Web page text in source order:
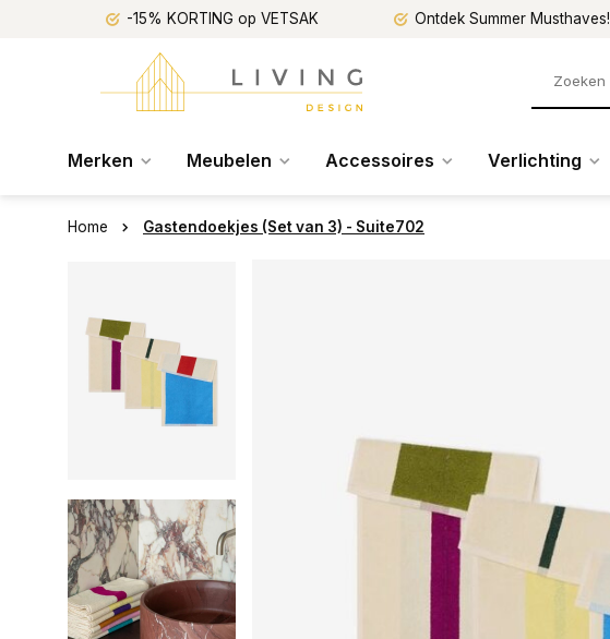
-15% KORTING op VETSAK Ontdek Summer Musthaves!
Merken Meubelen Accessoires Verlichting
Home Gastendoekjes (Set van 3) - Suite702